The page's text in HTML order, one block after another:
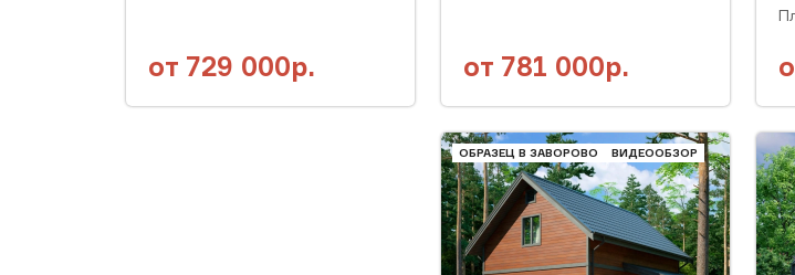
от 729 000р. от 781 000р.
ОБРАЗЕЦ В ЗАВОРОВО ВИДЕООБЗОР